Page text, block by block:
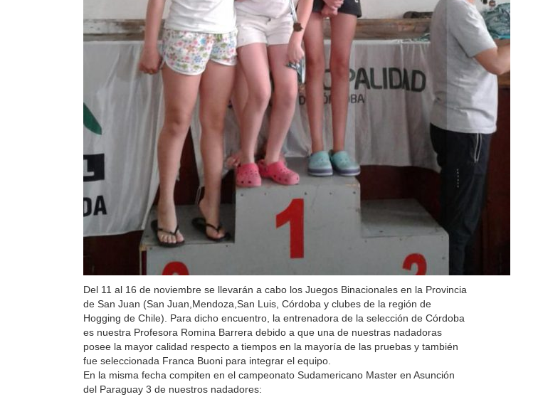
Del 11 al 16 de noviembre se llevarán a cabo los Juegos Binacionales en la Provincia
de San Juan (San Juan,Mendoza,San Luis, Córdoba y clubes de la región de
Hogging de Chile). Para dicho encuentro, la entrenadora de la selección de Córdoba
es nuestra Profesora Romina Barrera debido a que una de nuestras nadadoras
posee la mayor calidad respecto a tiempos en la mayoría de las pruebas y también
fue seleccionada Franca Buoni para integrar el equipo.
En la misma fecha compiten en el campeonato Sudamericano Master en Asunción
del Paraguay 3 de nuestros nadadores: